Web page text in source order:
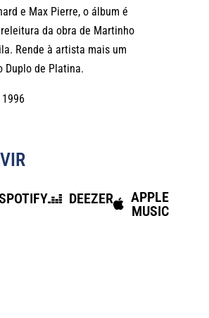
e Max Pierre, o álbum é
da obra de Martinho
Rende à artista mais um
Duplo de Platina.
1996
DEEZER
APPLE
MUSIC